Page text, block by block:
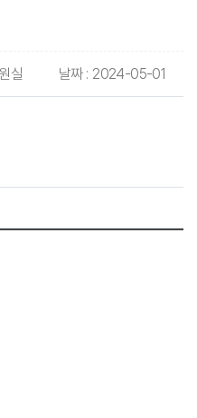
실 날짜 : 2024-05-01